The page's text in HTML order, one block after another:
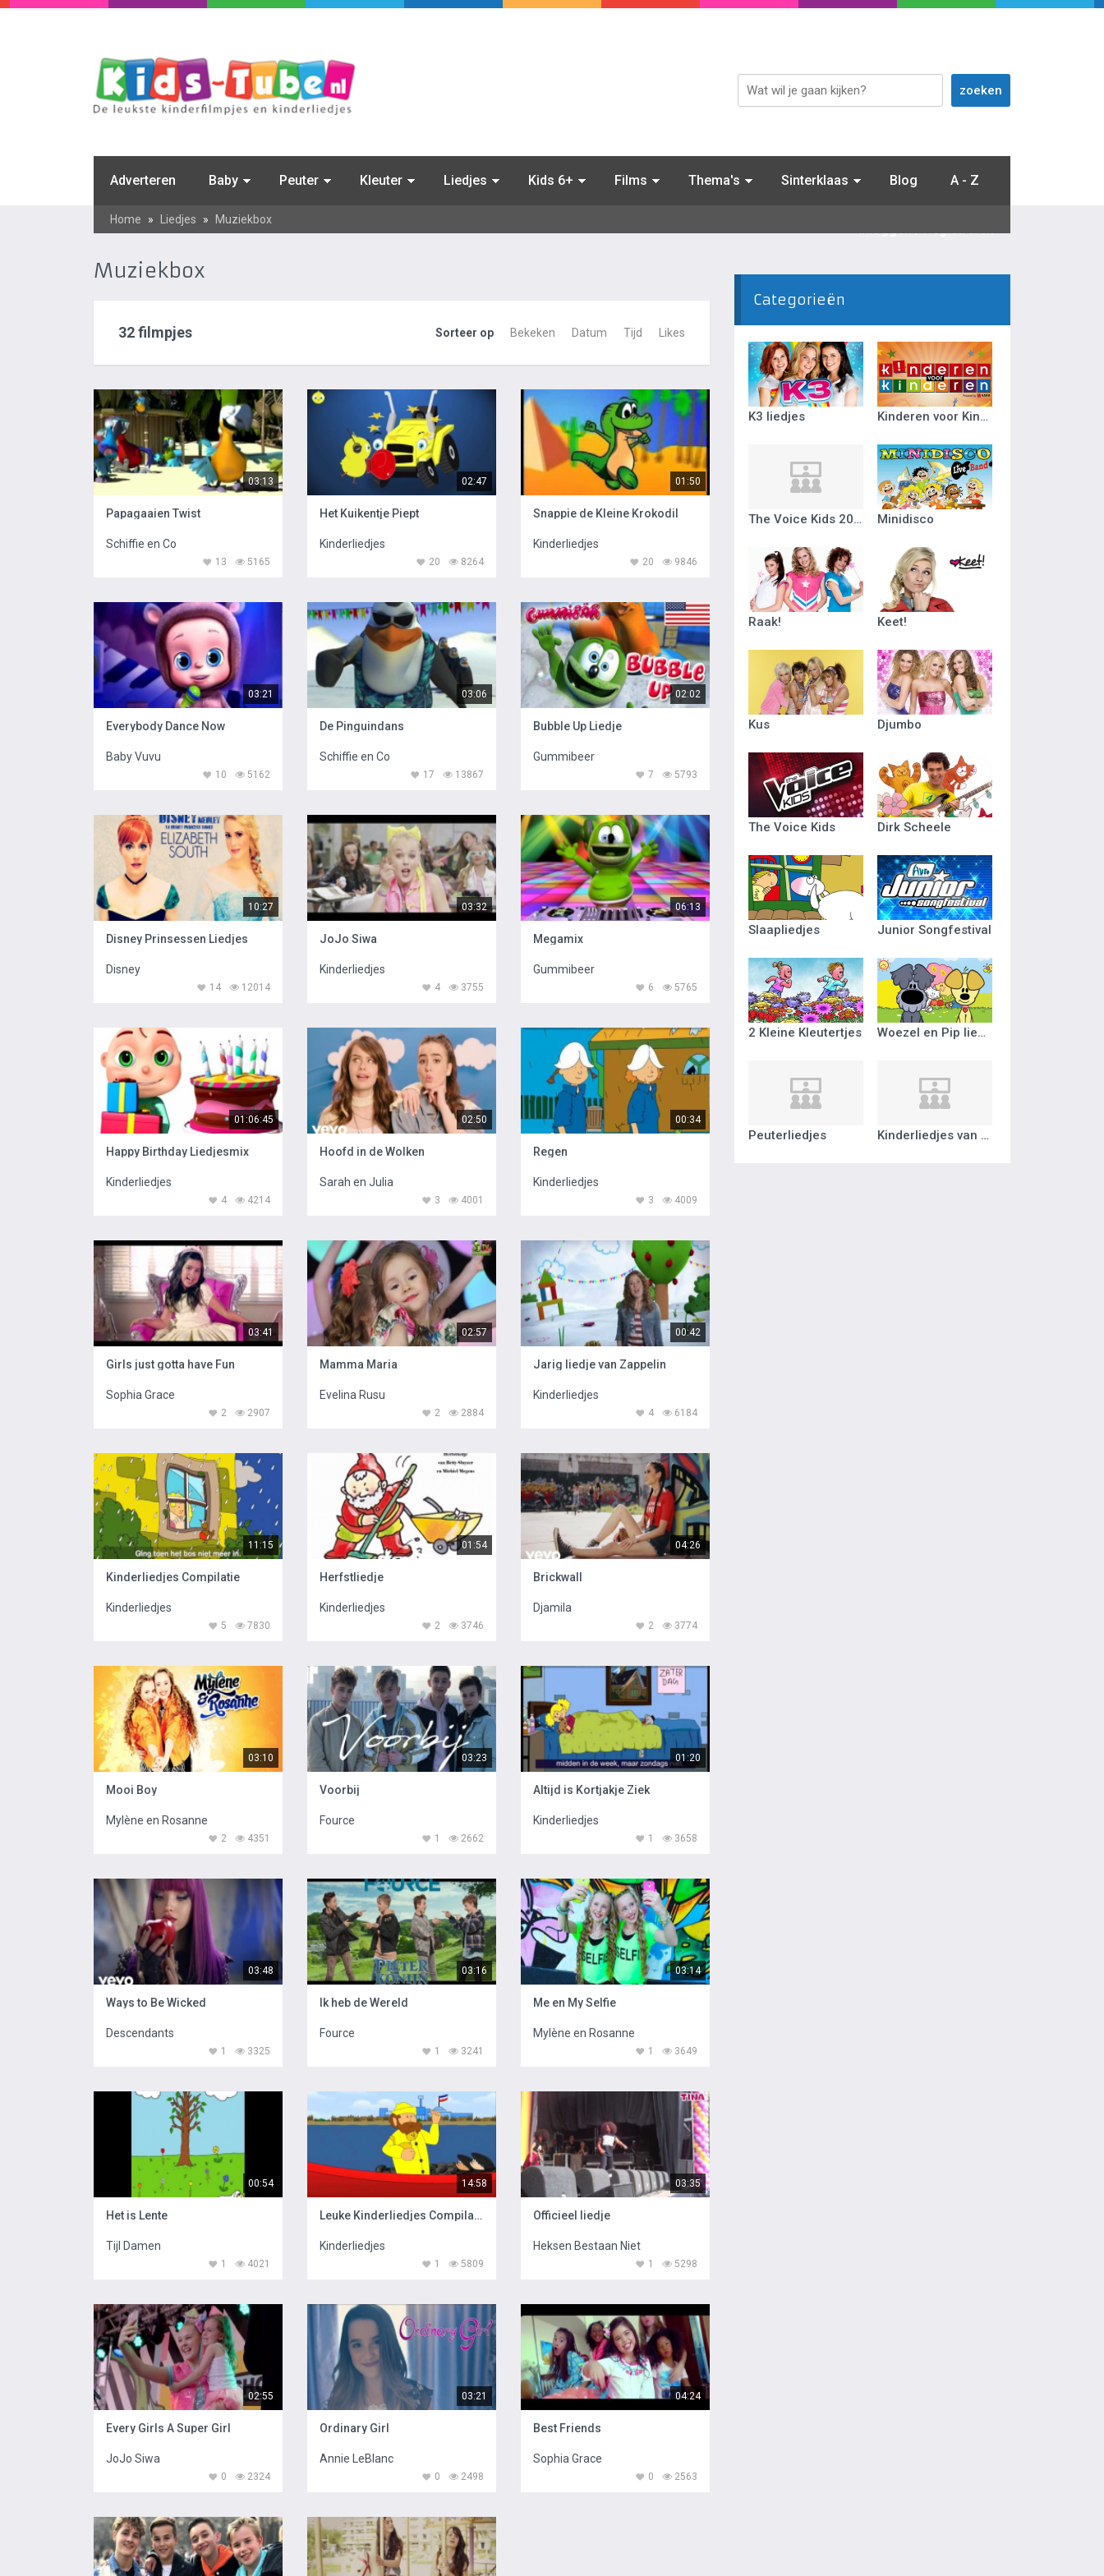
Adverteren Baby Peuter Kleuter Liedjes Kids 6+ Films Thema's Sinterklaas Blog A - Z
Inloggen / Registreren
Home » Liedjes » Muziekbox
Muziekbox
32 filmpjes Sorteer op Bekeken Datum Tijd Likes
03:13
Papagaaien Twist
Schiffie en Co
5165
13
02:47
Het Kuikentje Piept
Kinderliedjes
8264
20
01:50
Snappie de Kleine Krokodil
Kinderliedjes
9846
20
03:21
Everybody Dance Now
Baby Vuvu
5162
10
03:06
De Pinguindans
Schiffie en Co
13867
17
02:02
Bubble Up Liedje
Gummibeer
5793
7
10:27
Disney Prinsessen Liedjes
Disney
12014
14
03:32
JoJo Siwa
Kinderliedjes
3755
4
06:13
Megamix
Gummibeer
5765
6
01:06:45
Happy Birthday Liedjesmix
Kinderliedjes
4214
4
02:50
Hoofd in de Wolken
Sarah en Julia
4001
3
00:34
Regen
Kinderliedjes
4009
3
03:41
Girls just gotta have Fun
Sophia Grace
2907
2
02:57
Mamma Maria
Evelina Rusu
2884
2
00:42
Jarig liedje van Zappelin
Kinderliedjes
6184
4
11:15
Kinderliedjes Compilatie
Kinderliedjes
7830
5
01:54
Herfstliedje
Kinderliedjes
3746
2
04:26
Brickwall
Djamila
3774
2
03:10
Mooi Boy
Mylène en Rosanne
4351
2
03:23
Voorbij
Fource
2662
1
01:20
Altijd is Kortjakje Ziek
Kinderliedjes
3658
1
03:48
Ways to Be Wicked
Descendants
3325
1
03:16
Ik heb de Wereld
Fource
3241
1
03:14
Me en My Selfie
Mylène en Rosanne
3649
1
00:54
Het is Lente
Tijl Damen
4021
1
14:58
Leuke Kinderliedjes Compilatie
Kinderliedjes
5809
1
03:35
Officieel liedje
Heksen Bestaan Niet
5298
1
02:55
Every Girls A Super Girl
JoJo Siwa
2324
0
03:21
Ordinary Girl
Annie LeBlanc
2498
0
04:24
Best Friends
Sophia Grace
2563
0
Categorieën
K3 liedjes Kinderen voor Kinderen
The Voice Kids 2018 Minidisco
Raak! Keet!
Kus Djumbo
The Voice Kids Dirk Scheele
Slaapliedjes Junior Songfestival
2 Kleine Kleutertjes Woezel en Pip liedjes
Peuterliedjes Kinderliedjes van vroeger